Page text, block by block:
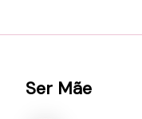
Ser Mãe